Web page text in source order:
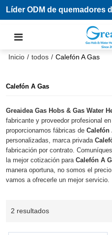
Inicio / todos / Calefón A Gas
Calefón A Gas
Greaidea Gas Hobs & Gas Water
fabricante y proveedor profesional
proporcionamos fábricas deCalefón
personalizadas, marca privada
fabricación por contrato.
la mejor cotización paraCalefón A
manera oportuna, no somos el
vamos a ofrecerle un mejor servicio.
2 resultados